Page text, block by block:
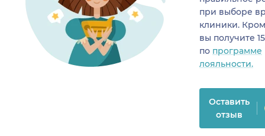
при выборе
клиники.
вы получите
по программе
лояльности.
Оставить
отзыв